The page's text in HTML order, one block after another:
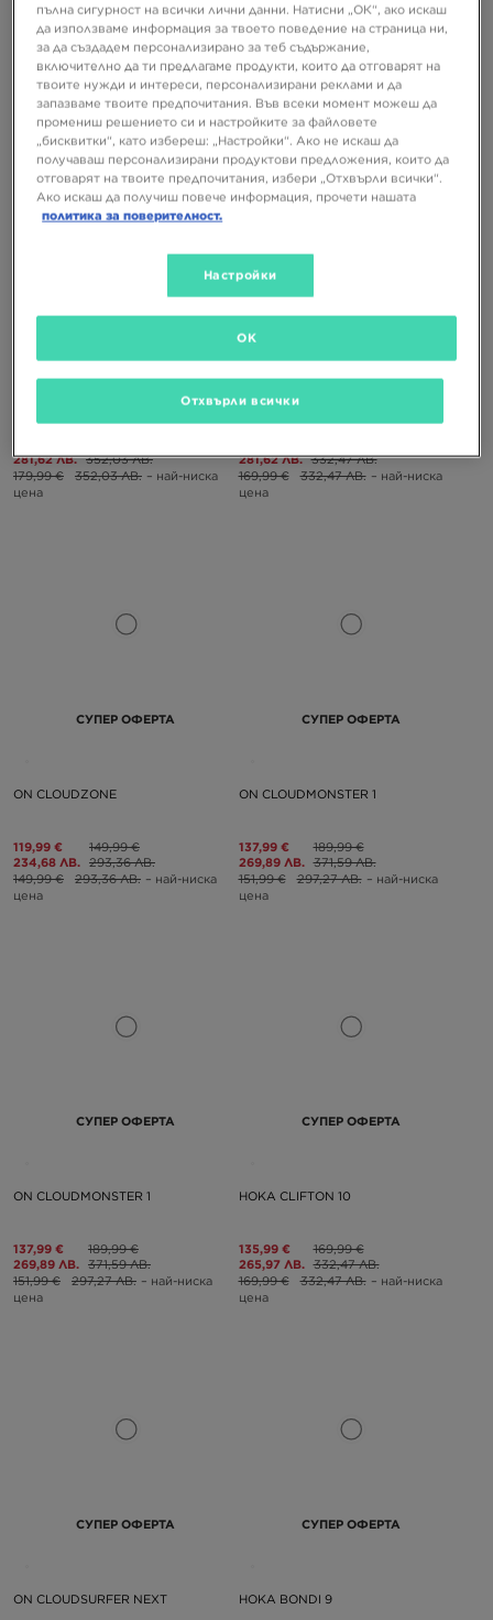
119,99 €
234,68 ЛВ.
149,99 €
293,36 ЛВ.
149,99 €
293,36 ЛВ. – най-ниска
цена
143,99 €
281,62 ЛВ.
179,99 €
352,03 ЛВ.
179,99 €
352,03 ЛВ. – най-ниска
цена
СУПЕР ОФЕРТА
281,62 ЛВ. 352,03 ЛВ.
179,99 €
352,03 ЛВ. – най-ниска
цена
СУПЕР ОФЕРТА
281,62 ЛВ. 332,47 ЛВ.
169,99 €
332,47 ЛВ. – най-ниска
цена
СУПЕР ОФЕРТА
ON CLOUDZONE
119,99 €
234,68 ЛВ.
149,99 €
293,36 ЛВ.
149,99 €
293,36 ЛВ. – най-ниска
цена
СУПЕР ОФЕРТА
ON CLOUDMONSTER 1
137,99 €
269,89 ЛВ.
189,99 €
371,59 ЛВ.
151,99 €
297,27 ЛВ. – най-ниска
цена
СУПЕР ОФЕРТА
ON CLOUDMONSTER 1
137,99 €
269,89 ЛВ.
189,99 €
371,59 ЛВ.
151,99 €
297,27 ЛВ. – най-ниска
цена
СУПЕР ОФЕРТА
HOKA CLIFTON 10
135,99 €
265,97 ЛВ.
169,99 €
332,47 ЛВ.
169,99 €
332,47 ЛВ. – най-ниска
цена
СУПЕР ОФЕРТА
ON CLOUDSURFER NEXT
СУПЕР ОФЕРТА
HOKA BONDI 9
пълна сигурност на всички лични данни. Натисни „ОК“, ако искаш
да използваме информация за твоето поведение на страница ни,
за да създадем персонализирано за теб съдържание,
включително да ти предлагаме продукти, които да отговарят на
твоите нужди и интереси, персонализирани реклами и да
запазваме твоите предпочитания. Във всеки момент можеш да
промениш решението си и настройките за файловете
„бисквитки“, като избереш: „Настройки“. Ако не искаш да
получаваш персонализирани продуктови предложения, които да
отговарят на твоите предпочитания, избери „Отхвърли всички“.
Ако искаш да получиш повече информация, прочети нашата
политика за поверителност.
Настройки
Отхвърли всички
OK